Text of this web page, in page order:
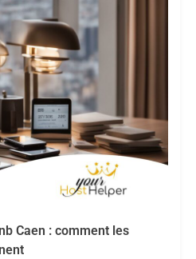
Caen : comment les